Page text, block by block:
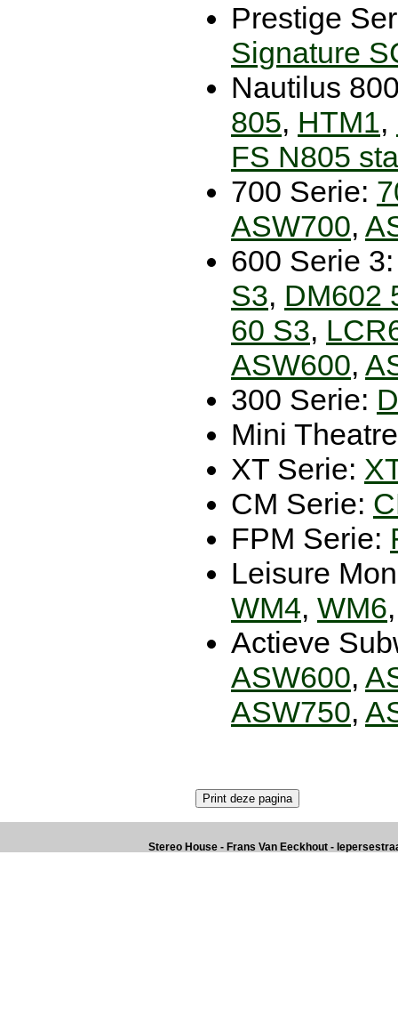
Prestige
Signature
Nautilus
805, HTM1,
FS N805
700 Serie:
ASW700,
600 Serie
S3, DM602
60 S3,
ASW600,
300 Serie:
Mini
XT Serie:
CM Serie:
FPM Serie:
Leisure
WM4, WM6
Actieve
ASW600,
ASW750,
Stereo House - Frans Van Eeckhout -